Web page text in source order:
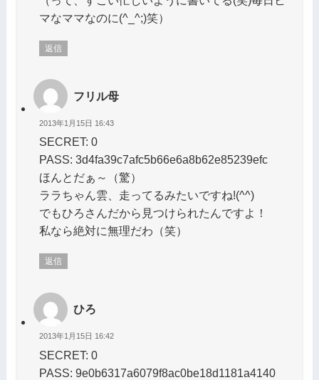
マなママなのに(^_^;)笑）
返信
フリル母
2013年1月15日 16:43
SECRET: 0
PASS: 3d4fa39c7afc5b66e6a8b62e85239efc
ほんとだぁ～（驚）
ララちゃん雲、走ってるみたいですね!(^^)
でもひろさんだから見つけられたんですよ！
私なら絶対に無理だわ（笑）
返信
ひろ
2013年1月15日 16:42
SECRET: 0
PASS: 9e0b6317a6079f8ac0be18d1181a4140